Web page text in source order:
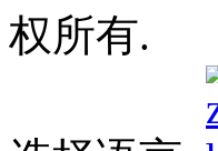
权所有.